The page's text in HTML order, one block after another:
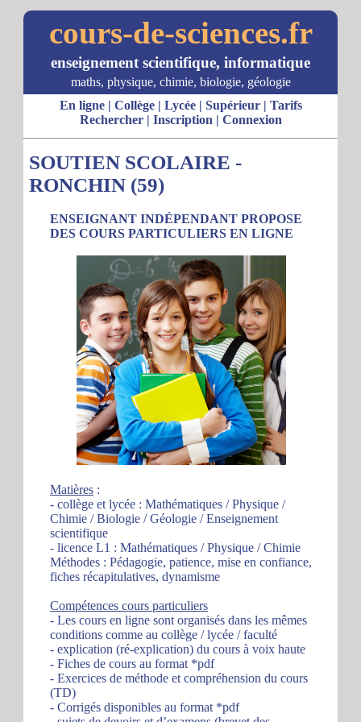
cours-de-sciences.fr
enseignement scientifique, informatique
maths, physique, chimie, biologie, géologie
En ligne| Collège| Lycée| Supérieur| Tarifs
Rechercher| Inscription | Connexion
SOUTIEN SCOLAIRE -
RONCHIN (59)
ENSEIGNANT INDÉPENDANT PROPOSE
DES COURS PARTICULIERS EN LIGNE
Matières :
- collège et lycée : Mathématiques / Physique /
Chimie / Biologie / Géologie / Enseignement
scientifique
- licence L1 : Mathématiques / Physique / Chimie
Méthodes : Pédagogie, patience, mise en confiance,
fiches récapitulatives, dynamisme
Compétences cours particuliers
- Les cours en ligne sont organisés dans les mêmes
conditions comme au collège / lycée / faculté
- explication (ré-explication) du cours à voix haute
- Fiches de cours au format *pdf
- Exercices de méthode et compréhension du cours
(TD)
- Corrigés disponibles au format *pdf